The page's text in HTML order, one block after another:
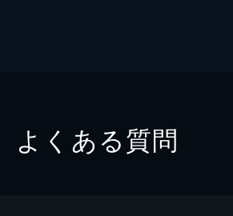
よくある質問